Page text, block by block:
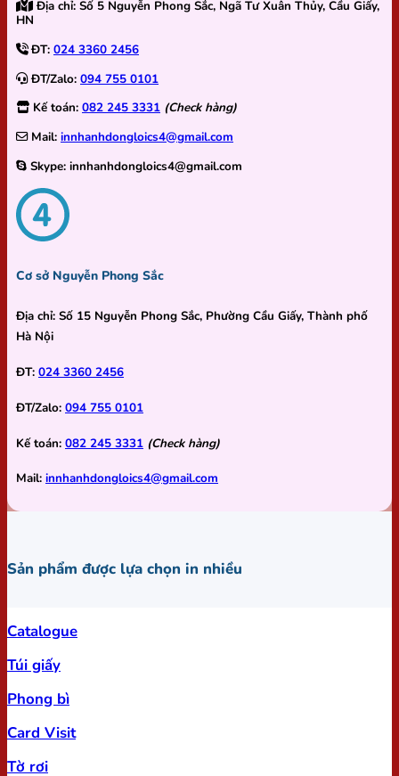
Địa chỉ: Số 5 Nguyễn Phong Sắc, Ngã Tư Xuân Thủy, Cầu Giấy,
HN
ĐT: 024 3360 2456
ĐT/Zalo: 094 755 0101
Kế toán: 082 245 3331 (Check hàng)
Mail: innhanhdongloics4@gmail.com
Skype: innhanhdongloics4@gmail.com
Cơ sở Nguyễn Phong Sắc
Địa chỉ: Số 15 Nguyễn Phong Sắc, Phường Cầu Giấy, Thành phố
Hà Nội
ĐT: 024 3360 2456
ĐT/Zalo: 094 755 0101
Kế toán: 082 245 3331 (Check hàng)
Mail: innhanhdongloics4@gmail.com
Sản phẩm được lựa chọn in nhiều
Catalogue
Túi giấy
Phong bì
Card Visit
Tờ rơi